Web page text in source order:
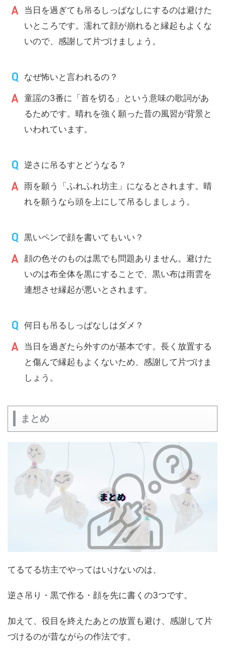
当日を過ぎても吊るしっぱなしにするのは避けた
いところです。濡れて顔が崩れると縁起もよくな
いので、感謝して片づけましょう。
なぜ怖いと言われるの？
童謡の3番に「首を切る」という意味の歌詞があ
るためです。晴れを強く願った昔の風習が背景と
いわれています。
逆さに吊るすとどうなる？
雨を願う「ふれふれ坊主」になるとされます。晴
れを願うなら頭を上にして吊るしましょう。
黒いペンで顔を書いてもいい？
顔の色そのものは黒でも問題ありません。避けた
いのは布全体を黒にすることで、黒い布は雨雲を
連想させ縁起が悪いとされます。
何日も吊るしっぱなしはダメ？
当日を過ぎたら外すのが基本です。長く放置する
と傷んで縁起もよくないため、感謝して片づけま
しょう。
まとめ
てるてる坊主でやってはいけないのは、
逆さ吊り・黒で作る・顔を先に書くの3つです。
加えて、役目を終えたあとの放置も避け、感謝して片
づけるのが昔ながらの作法です。